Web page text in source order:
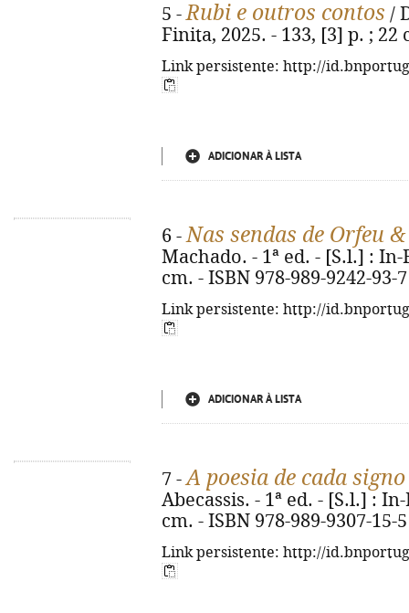
5 -Rubi e outros contos /
Finita, 2025. - 133, [3] p. ; 22
Link persistente: http://
ADICIONAR À LISTA
6 -Nas sendas de Orfeu
Machado. - 1ª ed. - [S.l.] :
cm. - ISBN 978-989-9242-93-7
Link persistente: http://
ADICIONAR À LISTA
7 -A poesia de cada signo
Abecassis. - 1ª ed. - [S.l.] :
cm. - ISBN 978-989-9307-15-5
Link persistente: http://